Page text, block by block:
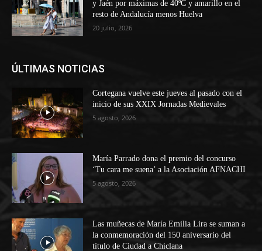
y Jaén por máximas de 40ºC y amarillo en el
resto de Andalucía menos Huelva
20 julio, 2026
ÚLTIMAS NOTICIAS
Cortegana vuelve este jueves al pasado con el
inicio de sus XXIX Jornadas Medievales
5 agosto, 2026
María Parrado dona el premio del concurso
‘Tu cara me suena’ a la Asociación AFNACHI
5 agosto, 2026
Las muñecas de María Emilia Lira se suman a
la conmemoración del 150 aniversario del
título de Ciudad a Chiclana